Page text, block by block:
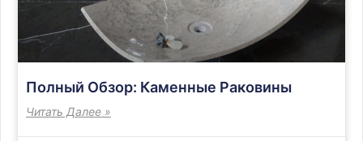
Полный Обзор: Каменные Раковины
Читать Далее »